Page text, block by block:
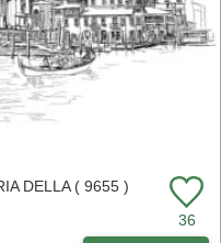
DELLA ( 9655 )
36